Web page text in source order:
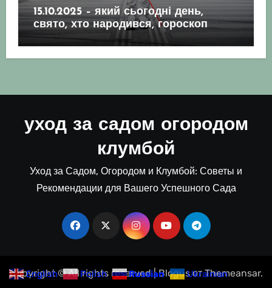
15.10.2025 – який сьогодні день,
свято, хто народився, гороскоп
уход за садом огородом
клумбой
Уход за Садом, Огородом и Клумбой: Советы и
Рекомендации для Вашего Успешного Сада
Copyright © All rights reserved |BlogusотThemeansar.
English Polish Russian Ukrainian